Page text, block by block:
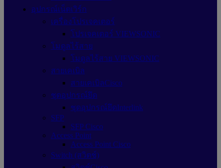
อุปกรณ์เน็ตเวิร์ก
เครื่องโปรเจคเตอร์
โปรเจคเตอร์ VIEWSONIC
โมดูลไร้สาย
โมดูลไร้สาย VIEWSONIC
สายเคเบิล
สายเคเบิลCisco
ชุดอุปกรณ์ยึด
ชุดอุปกรณ์ยึดInterlink
SFP
SFP Cisco
Access Point
Access Point Cisco
Switch (สวิตช์)